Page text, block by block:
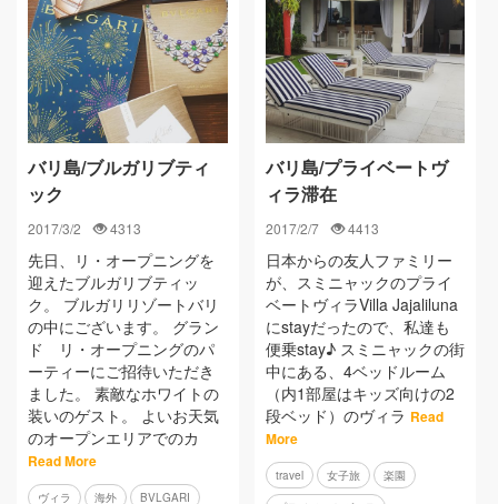
バリ島/ブルガリブティ
ック
2017/3/2 4313
先日、リ・オープニングを
迎えたブルガリブティッ
ク。 ブルガリリゾートバリ
の中にございます。 グラン
ド リ・オープニングのパ
ーティーにご招待いただき
ました。 素敵なホワイトの
装いのゲスト。 よいお天気
のオープンエリアでのカ
Read More
ヴィラ 海外 BVLGARI
バリ島/プライベートヴ
ィラ滞在
2017/2/7 4413
日本からの友人ファミリー
が、スミニャックのプライ
ベートヴィラVilla Jajaliluna
にstayだったので、私達も
便乗stay♪ スミニャックの街
中にある、4ベッドルーム
（内1部屋はキッズ向けの2
段ベッド）のヴィラ Read
More
travel 女子旅 楽園